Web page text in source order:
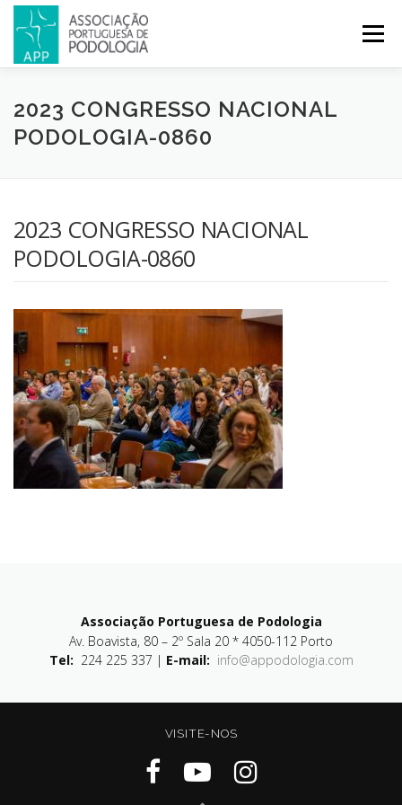
Menu
APP PODOLOGIA LICENCIATURA EM PODOLOGIA
CONGRESSOS REVISTA CONTACTOS
2023 CONGRESSO NACIONAL
PODOLOGIA-0860
2023 CONGRESSO NACIONAL
PODOLOGIA-0860
Associação Portuguesa de Podologia
Av. Boavista, 80 – 2º Sala 20 * 4050-112 Porto
Tel: 224 225 337 | E-mail: info@appodologia.com
VISITE-NOS